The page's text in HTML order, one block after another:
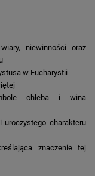
niewinności oraz
w Eucharystii
chleba i wina
charakteru
znaczenie tej